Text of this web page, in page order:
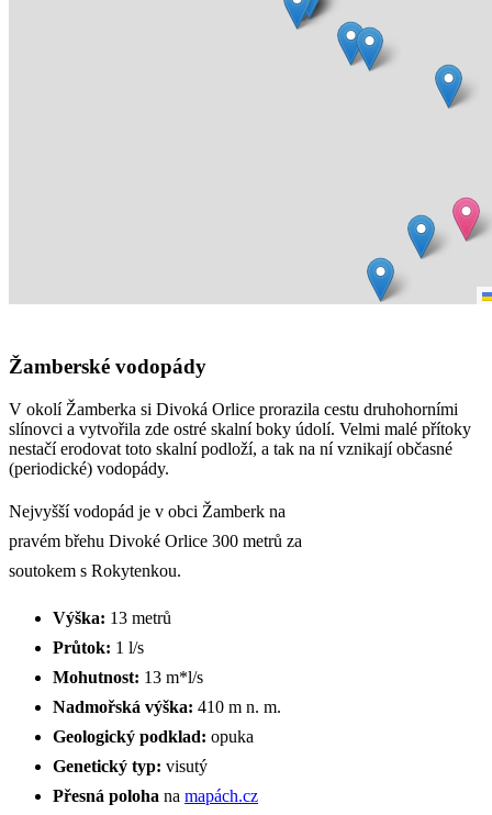
Žamberské vodopády
V okolí Žamberka si Divoká Orlice prorazila cestu druhohorními
slínovci a vytvořila zde ostré skalní boky údolí. Velmi malé přítoky
nestačí erodovat toto skalní podloží, a tak na ní vznikají občasné
(periodické) vodopády.
Nejvyšší vodopád je v obci Žamberk na
pravém břehu Divoké Orlice 300 metrů za
soutokem s Rokytenkou.
Výška: 13 metrů
Průtok: 1 l/s
Mohutnost: 13 m*l/s
Nadmořská výška: 410 m n. m.
Geologický podklad: opuka
Genetický typ: visutý
Přesná poloha na mapách.cz